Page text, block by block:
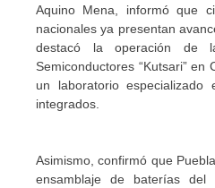
Aquino Mena, informó que
nacionales ya presentan
destacó la operación de
Semiconductores “Kutsari” en
un laboratorio especializado
integrados.
Asimismo, confirmó que
ensamblaje de baterías del